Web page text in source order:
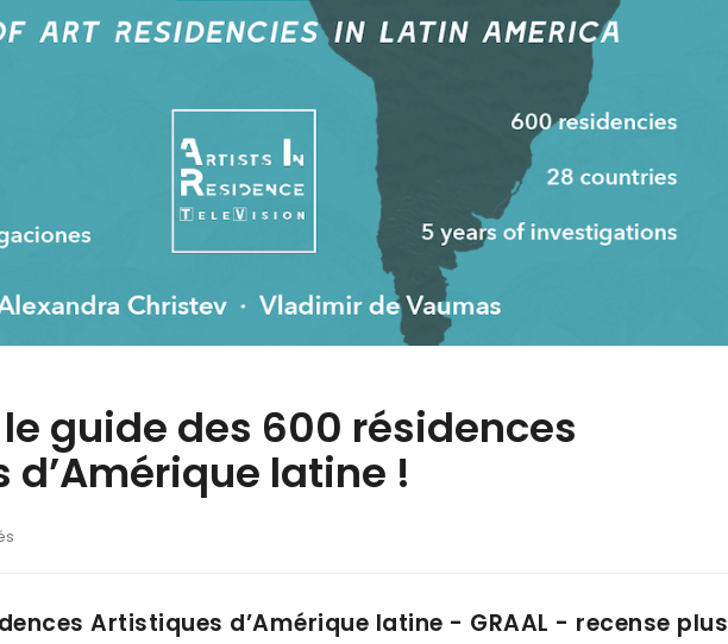
le guide des 600 résidences
latine !
Artistiques d’Amérique latine - GRAAL - recense plus